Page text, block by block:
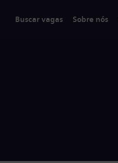
Buscar vagas Sobre nós